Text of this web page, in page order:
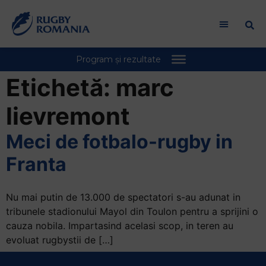
in
Accessibility
screen
reader.
start
the
All
One
Accessibility
reader,
press
Etichetă: marc
lievremont
Meci de fotbalo-rugby in
Franta
Nu mai putin de 13.000 de spectatori s-au adunat in
tribunele stadionului Mayol din Toulon pentru a sprijini o
cauza nobila. Impartasind acelasi scop, in teren au
evoluat rugbystii de […]